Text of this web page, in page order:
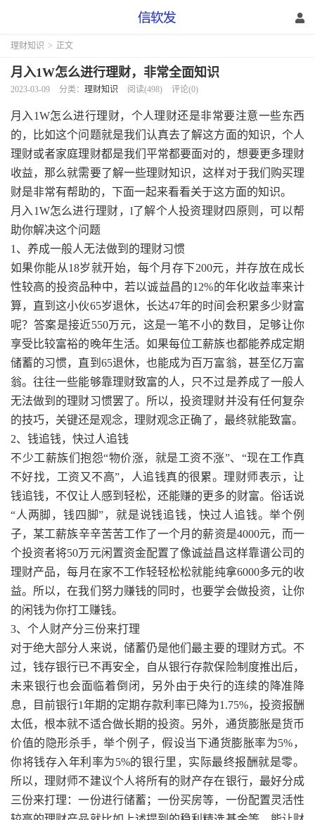
理财知识 > 正文
月入1W怎么进行理财，非常全面知识
2023-03-09 分类： 理财知识 阅读(498) 评论(0)
月入1W怎么进行理财，个人理财还是非常要注意一些东西
的，比如这个问题就是我们认真去了解这方面的知识，个人
理财或者家庭理财都是我们平常都要面对的，想要更多理财
收益，那么就需要了解一些理财知识，这样对于我们购买理
财是非常有帮助的，下面一起来看看关于这方面的知识。
月入1W怎么进行理财，l了解个人投资理财四原则，可以帮
助你解决这个问题
1、养成一般人无法做到的理财习惯
如果你能从18岁就开始，每个月存下200元，并存放在成长
性较高的投资品种中，若以诚益昌的12%的年化收益率来计
算，直到这小伙65岁退休，长达47年的时间会积累多少财富
呢？答案是接近550万元，这是一笔不小的数目，足够让你
享受比较富裕的晚年生活。如果每位工薪族也都能养成定期
储蓄的习惯，直到65退休，也能成为百万富翁，甚至亿万富
翁。往往一些能够靠理财致富的人，只不过是养成了一般人
无法做到的理财习惯罢了。所以，投资理财并没有任何复杂
的技巧，关键还是观念，理财观念正确了，最终就能致富。
2、钱追钱，快过人追钱
不少工薪族们抱怨“物价涨，就是工资不涨”、“现在工作真
不好找，工资又不高”，人追钱真的很累。理财师表示，让
钱追钱，不仅让人感到轻松，还能赚的更多的财富。俗话说
“人两脚，钱四脚”，就是说钱追钱，快过人追钱。举个例
子，某工薪族辛辛苦苦工作了一个月的薪资是4000元，而一
个投资者将50万元闲置资金配置了像诚益昌这样靠谱公司的
理财产品，每月在家不工作轻轻松松就能纯拿6000多元的收
益。所以，在我们努力赚钱的同时，也要学会做投资，让你
的闲钱为你打工赚钱。
3、个人财产分三份来打理
对于绝大部分人来说，储蓄仍是他们最主要的理财方式。不
过，钱存银行已不再安全，自从银行存款保险制度推出后，
未来银行也会面临着倒闭，另外由于央行的连续的降准降
息，目前银行1年期的定期存款利率已降为1.75%，投资报酬
太低，根本就不适合做长期的投资。另外，通货膨胀是货币
价值的隐形杀手，举个例子，假设当下通货膨胀率为5%，
你将钱存入年利率为5%的银行里，实际最终报酬就是零。
所以，理财师不建议个人将所有的财产存在银行，最好分成
三份来打理：一份进行储蓄；一份买房等，一份配置灵活性